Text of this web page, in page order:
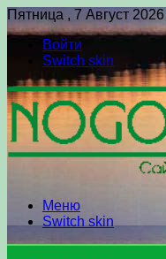
Пятница , 7 Август 2026
Войти
Switch skin
Меню
Switch skin